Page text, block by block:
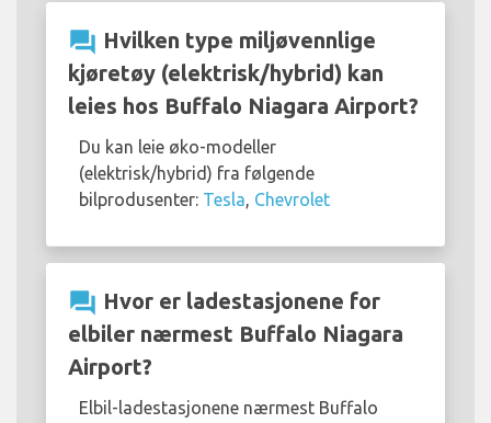
question_answer Hvilken type miljøvennlige
kjøretøy (elektrisk/hybrid) kan
leies hos Buffalo Niagara Airport?
Du kan leie øko-modeller
(elektrisk/hybrid) fra følgende
bilprodusenter: Tesla, Chevrolet
question_answer Hvor er ladestasjonene for
elbiler nærmest Buffalo Niagara
Airport?
Elbil-ladestasjonene nærmest Buffalo